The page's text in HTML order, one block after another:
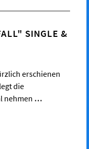
SINGLE &
erschienen
die
nehmen …